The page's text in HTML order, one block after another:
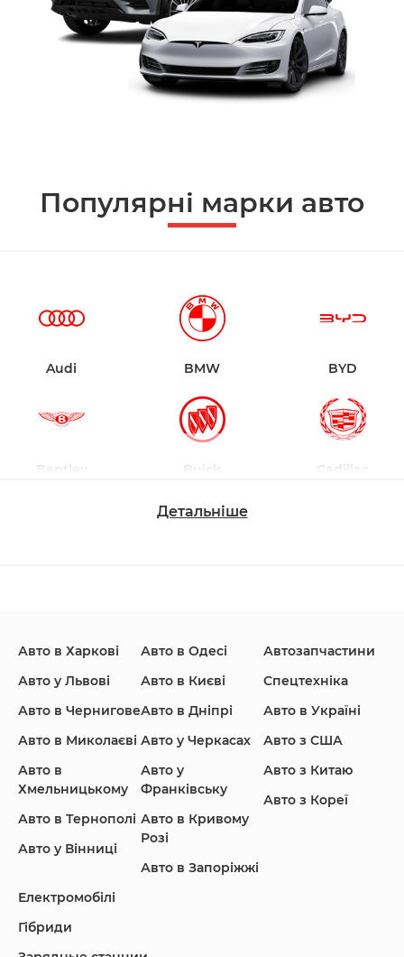
Популярні марки авто
Audi BMW BYD
Bentley Buick Cadillac
Honda Hyundai
Infiniti Jaguar Jeep
Land Rover
Детальніше
Авто в Харкові
Авто у Львові
Авто в Чернигове
Авто в Миколаєві
Авто в
Хмельницькому
Авто в Тернополі
Авто у Вінниці
Авто в Одесі
Авто в Києві
Авто в Дніпрі
Авто у Черкасах
Авто у
Франківську
Авто в Кривому
Розі
Авто в Запоріжжі
Автозапчастини
Спецтехніка
Авто в Україні
Авто з США
Авто з Китаю
Авто з Кореї
Електромобілі
Гібриди